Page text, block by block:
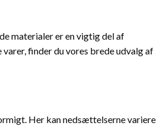
materialer er en vigtig del af
finder du vores brede udvalg af
Her kan nedsættelserne variere